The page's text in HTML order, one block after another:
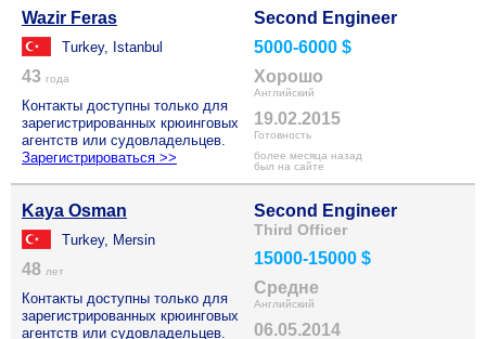
Wazir Feras
Turkey, Istanbul
43 года
Контакты доступны только для
зарегистрированных крюинговых
агентств или судовладельцев.
Зарегистрироваться >>
Second Engineer
5000-6000 $
Хорошо
Английский
19.02.2015
Готовность
более месяца назад
был на сайте
Kaya Osman
Turkey, Mersin
48 лет
Контакты доступны только для
зарегистрированных крюинговых
агентств или судовладельцев.
Second Engineer
Third Officer
15000-15000 $
Средне
Английский
06.05.2014